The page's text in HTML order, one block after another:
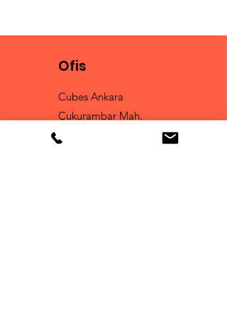
Ofis
Cubes Ankara
Çukurambar Mah.